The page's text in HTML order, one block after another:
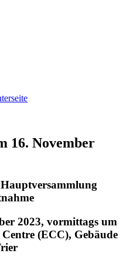
16. November
2023, vormittags um
(ECC), Gebäude